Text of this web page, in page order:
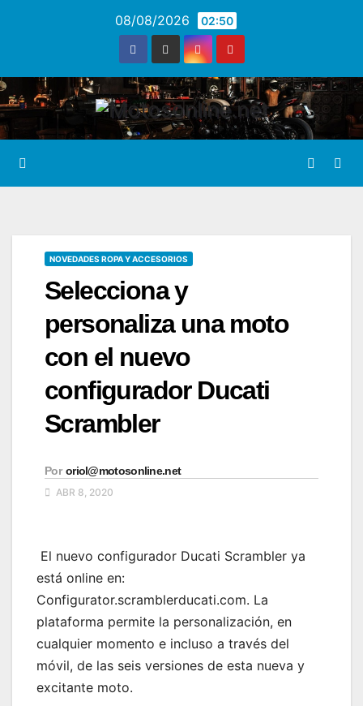
08/08/2026 02:50
NOVEDADES ROPA Y ACCESORIOS
Selecciona y
personaliza una moto
con el nuevo
configurador Ducati
Scrambler
Por oriol@motosonline.net
ABR 8, 2020
El nuevo configurador Ducati Scrambler ya
está online en:
Configurator.scramblerducati.com. La
plataforma permite la personalización, en
cualquier momento e incluso a través del
móvil, de las seis versiones de esta nueva y
excitante moto.